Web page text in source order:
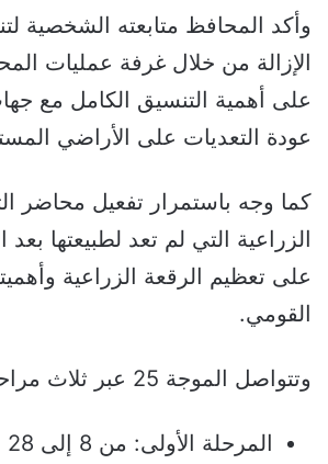
وأكد المحافظ متابعته الشخصية
الإزالة من خلال غرفة عمليات
على أهمية التنسيق الكامل مع
عودة التعديات على الأراضي
كما وجه باستمرار تفعيل محاضر
الزراعية التي لم تعد لطبيعتها بعد
على تعظيم الرقعة الزراعية
القومي.
وتتواصل الموجة 25 عبر ثلاث مراحل متتالية:
المرحلة الأولى: من 8 إلى 28 فبراير 2025